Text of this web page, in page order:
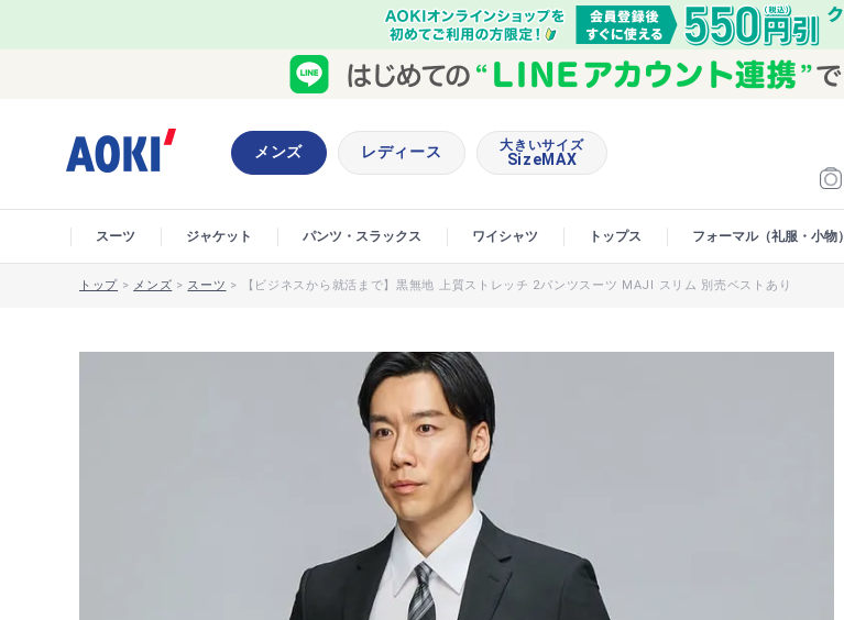
メンズ レディース 大きいサイズ
SizeMAX
スーツ ジャケット パンツ・スラックス ワイシャツ トップス フォーマル（礼服・小物）
トップ > メンズ > スーツ > 【ビジネスから就活まで】黒無地 上質ストレッチ 2パンツスーツ MAJI スリム 別売ベストあり